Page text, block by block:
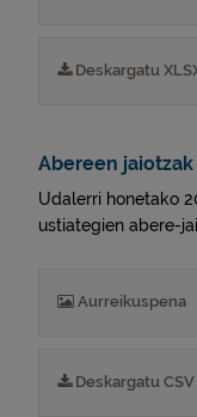
Deskargatu
Abereen
Udalerri honetako
ustiategien abere-
Aurreikuspena
Deskargatu CSV